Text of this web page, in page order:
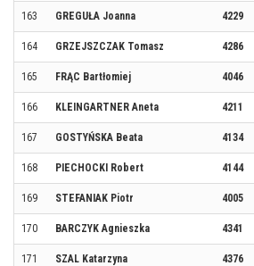
163 GREGUŁA Joanna 4229
164 GRZEJSZCZAK Tomasz 4286
165 FRĄC Bartłomiej 4046
166 KLEINGARTNER Aneta 4211
167 GOSTYŃSKA Beata 4134
168 PIECHOCKI Robert 4144
169 STEFANIAK Piotr 4005
170 BARCZYK Agnieszka 4341
171 SZAL Katarzyna 4376